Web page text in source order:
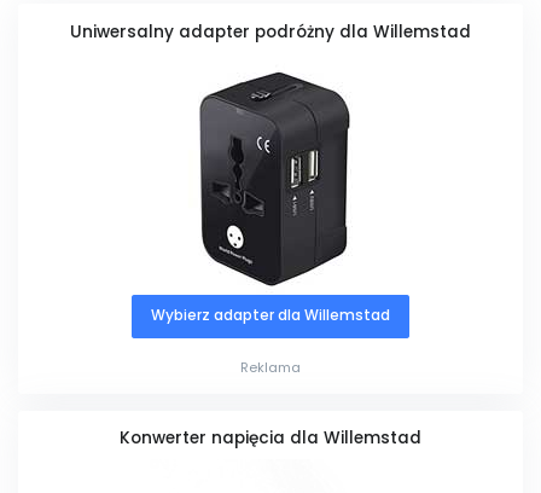
Uniwersalny adapter podróżny dla Willemstad
Wybierz adapter dla Willemstad
Reklama
Konwerter napięcia dla Willemstad